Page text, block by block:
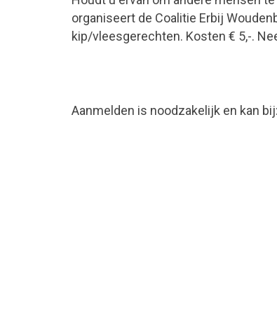
organiseert de Coalitie Erbij
kip/vleesgerechten. Kosten € 5,-.
Aanmelden is noodzakelijk en kan